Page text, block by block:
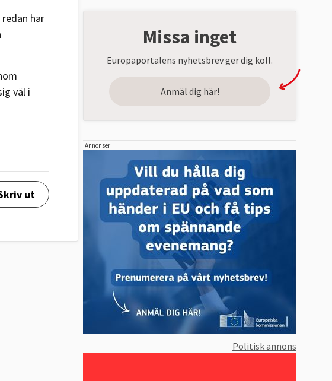
har
väl i
ut
Missa inget
Europaportalens nyhetsbrev ger dig koll.
Anmäl dig här!
Annonser
Politisk annons